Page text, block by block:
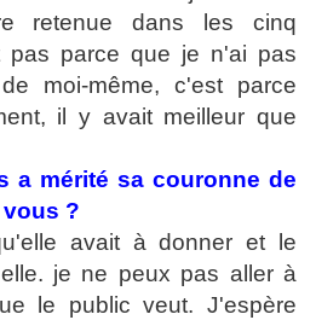
retenue dans les cinq
pas parce que je n'ai pas
moi-même, c'est parce
il y avait meilleur que
a mérité sa couronne de
?
avait à donner et le
je ne peux pas aller à
le public veut. J'espère